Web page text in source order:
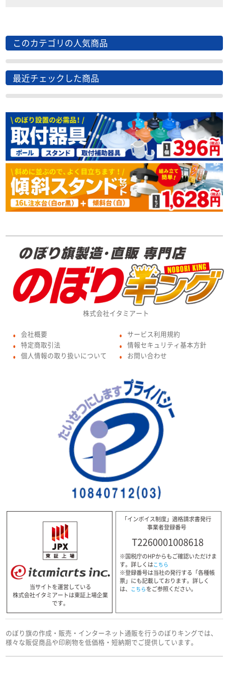
このカテゴリの人気商品
最近チェックした商品
株式会社イタミアート
● 会社概要
● 特定商取引法
● 個人情報の取り扱いについて
● サービス利用規約
● 情報セキュリティ基本方針
● お問い合わせ
当サイトを運営している
株式会社イタミアートは東証上場企業
です。
「インボイス制度」適格請求書発行
事業者登録番号
T2260001008618
※国税庁のHPからもご確認いただけま
す。詳しくはこちら
※登録番号は当社の発行する「各種帳
票」にも記載しております。詳しく
は、 こちらをご参照ください。
のぼり旗の作成・販売・インターネット通販を行うのぼりキングでは、
様々な販促商品や印刷物を低価格・短納期でご提供しています。